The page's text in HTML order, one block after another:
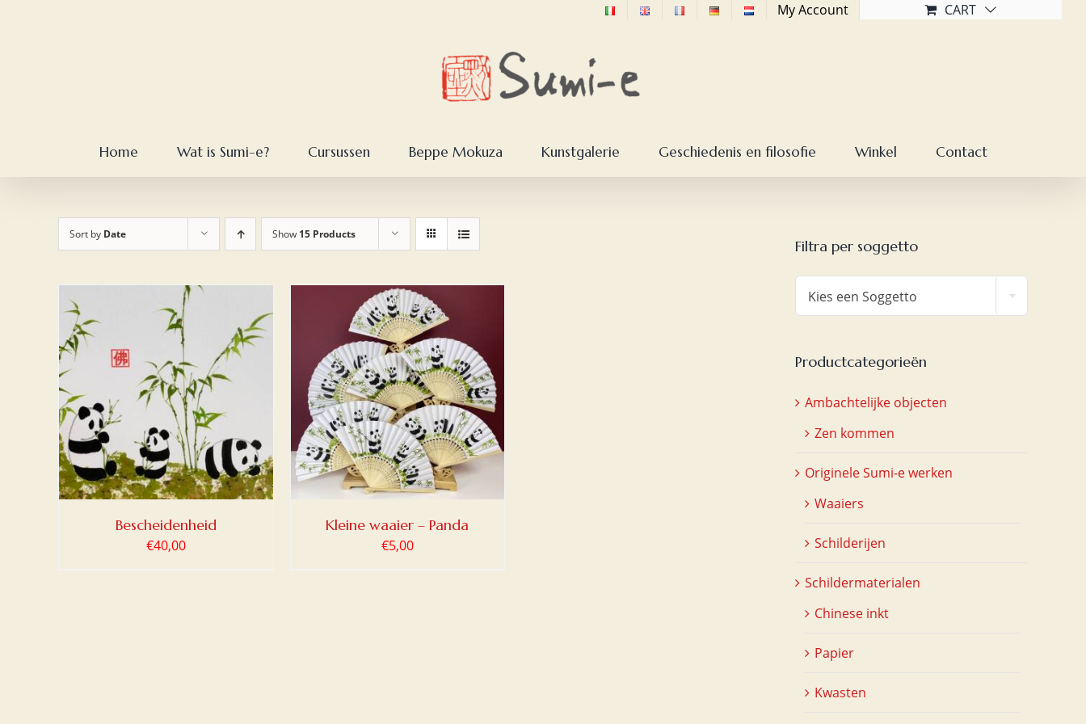
My Account CART
Home Wat is Sumi-e? Cursussen Beppe Mokuza Kunstgalerie Geschiedenis en filosofie Winkel Contact
Sort by Date Show 15 Products
Bescheidenheid
€40,00
TOEVOEGEN AAN WINKELWAGEN
DETAILS
Kleine waaier – Panda
€5,00
Filtra per soggetto
Kies een Soggetto
Productcategorieën
Ambachtelijke objecten
Zen kommen
Originele Sumi-e werken
Waaiers
Schilderijen
Schildermaterialen
Chinese inkt
Papier
Kwasten